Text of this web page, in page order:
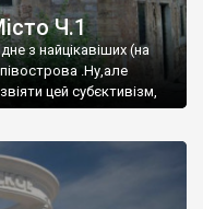
Ч.1
з найцікавіших (на
.Ну,але
цей субєктивізм,